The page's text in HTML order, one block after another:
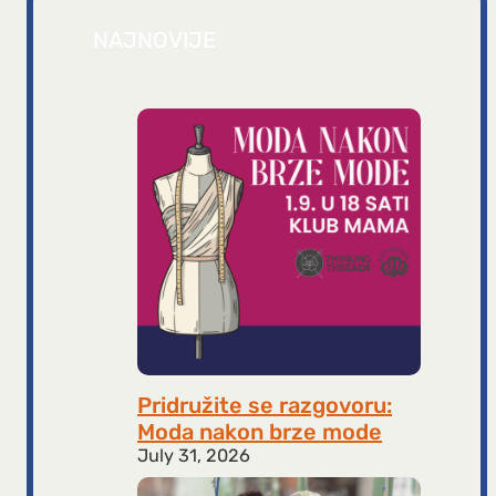
Pridružite se razgovoru:
Moda nakon brze mode
July 31, 2026